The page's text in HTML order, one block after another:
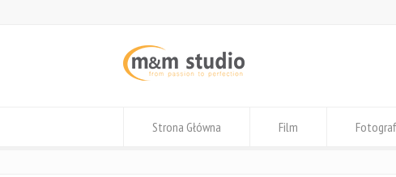
Strona Główna Film